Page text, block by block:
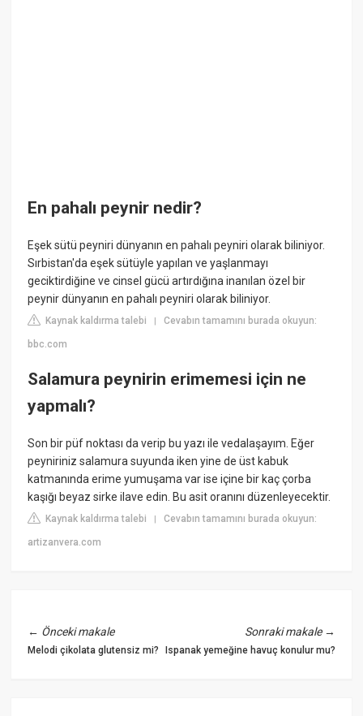
En pahalı peynir nedir?
Eşek sütü peyniri dünyanın en pahalı peyniri olarak biliniyor.
Sırbistan'da eşek sütüyle yapılan ve yaşlanmayı
geciktirdiğine ve cinsel gücü artırdığına inanılan özel bir
peynir dünyanın en pahalı peyniri olarak biliniyor.
Kaynak kaldırma talebi |Cevabın tamamını burada okuyun:
bbc.com
Salamura peynirin erimemesi için ne
yapmalı?
Son bir püf noktası da verip bu yazı ile vedalaşayım. Eğer
peyniriniz salamura suyunda iken yine de üst kabuk
katmanında erime yumuşama var ise içine bir kaç çorba
kaşığı beyaz sirke ilave edin. Bu asit oranını düzenleyecektir.
Kaynak kaldırma talebi |Cevabın tamamını burada okuyun:
artizanvera.com
← Önceki makale
Melodi çikolata glutensiz mi?
Sonraki makale→
Ispanak yemeğine havuç konulur mu?